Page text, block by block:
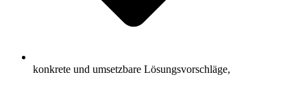
konkrete und umsetzbare Lösungsvorschläge,